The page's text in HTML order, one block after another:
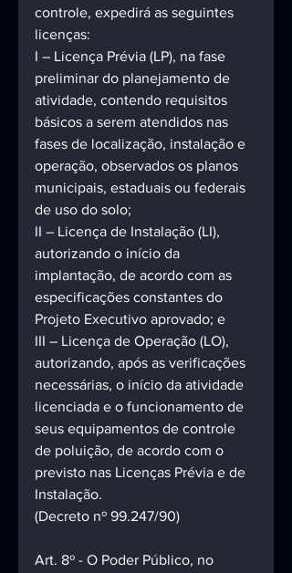
controle, expedirá as seguintes
licenças:
I – Licença Prévia (LP), na fase
preliminar do planejamento de
atividade, contendo requisitos
básicos a serem atendidos nas
fases de localização, instalação e
operação, observados os planos
municipais, estaduais ou federais
de uso do solo;
II – Licença de Instalação (LI),
autorizando o início da
implantação, de acordo com as
especificações constantes do
Projeto Executivo aprovado; e
III – Licença de Operação (LO),
autorizando, após as verificações
necessárias, o início da atividade
licenciada e o funcionamento de
seus equipamentos de controle
de poluição, de acordo com o
previsto nas Licenças Prévia e de
Instalação.
(Decreto nº 99.247/90)
Art. 8º - O Poder Público, no